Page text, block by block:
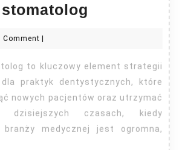
stomatolog
Comment |
dla praktyk dentystycznych, które
nowych pacjentów oraz utrzymać
dzisiejszych czasach, kiedy
branży medycznej jest ogromna,